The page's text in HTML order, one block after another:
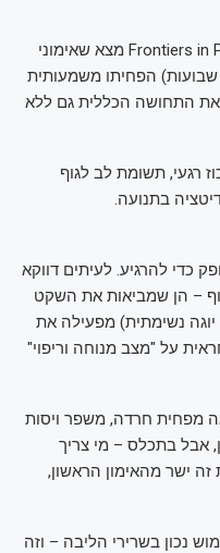
למשל, מחקר שפורסם ב־Frontiers in Psychology מצא שאימוני
כוח סדירים (פעמיים בשבוע למשך 8 שבועות) הפחיתו משמעותית
את התחושה הכללית גם ללא
רגעי, תשומת לב לגוף
בתנועה.
כדי להרגיע. לעיתים דווקא
– הן שמביאות את השקט
יוגה נשימתית) מפעילה את
על "מצב מנוחה וריפוי"
מפחית חרדה, משפר ויסות
אבל בתכלס – מי צריך
ישר מהאימון הראשון,
נכון בשרירי הליבה – וזה